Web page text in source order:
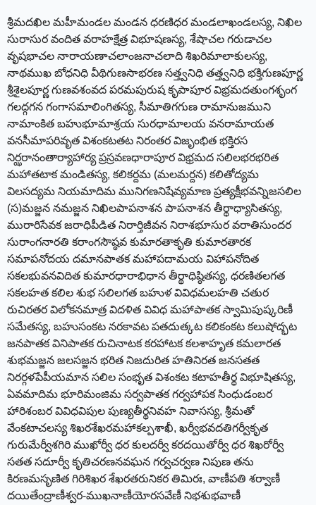
శ్రీమదఖిల మహీమండల మండన ధరణిధర మండలాఖండలస్య, నిఖిల
సురాసుర వందిత వరాహక్షేత్ర విభూషణస్య, శేషాచల గరుడాచల
వృషభాచల నారాయణాచలాంజనాచలాది శిఖరిమాలాకులస్య,
నాథముఖ బోధనిధి వీథిగుణసాభరణ సత్త్వనిధి తత్త్వనిధి భక్తిగుణపూర్ణ
శ్రీశైలపూర్ణ గుణవశంవద పరమపురుష కృపాపూర విభ్రమదతుంగశృంగ
గలద్గగన గంగాసమాలింగితస్య, సీమాతిగగుణ రామానుజముని
నామాంకిత బహుభూమాశ్రయ సురధామాలయ వనరామాయత
వనసీమాపరివృత విశంకటతట నిరంతర విజృంభిత భక్తిరస
నిర్ఝరానంతార్యాహార్య ప్రస్రవణధారాపూర విభ్రమద సలిలభరభరిత
మహాతటాక మండితస్య, కలికర్దమ (మలమర్దన) కలితోద్యమ
విలసద్యమ నియమాదిమ మునిగణనిషేవ్యమాణ ప్రత్యక్షీభవన్నిజసలిల
(స)మజ్జన నమజ్జన నిఖిలపాపనాశన పాపనాశన తీర్థాధ్యాసితస్య,
మురారిసేవక జరాధిపీడిత నిరార్తిజీవన నిరాశభూసుర వరాతిసుందర
సురాంగనారతి కరాంగసౌష్ఠవ కుమారతాకృతి కుమారతారక
సమాపనోదయ దమానపాతక మహాపదామయ విహాపనోదిత
సకలభువనవిదిత కుమారధారాభిధాన తీర్థాధిష్ఠితస్య, ధరణితలగత
సకలహత కలిల శుభ సలిలగత బహుళ వివిధమలహతి చతుర
రుచిరతర విలోకనమాత్ర విదళిత వివిధ మహాపాతక స్వామిపుష్కరిణీ
సమేతస్య, బహుసంకట నరకావట పతదుత్కట కలికంకట కలుషోద్భట
జనపాతక వినిపాతక రుచినాటక కరహాటక కలశాహృత కమలారత
శుభమజ్జన జలసజ్జన భరిత నిజదురిత హతినిరత జనసతత
నిరర్గళపేపీయమాన సలిల సంభృత విశంకట కటాహతీర్థ విభూషితస్య,
ఏవమాదిమ భూరిమంజిమ సర్వపాతక గర్వహాపక సింధుడంబర
హారిశంబర వివిధవిపుల పుణ్యతీర్థనివహ నివాసస్య, శ్రీమతో
వేంకటాచలస్య శిఖరశేఖరమహాకల్పశాఖీ, ఖర్వీభవదతిగర్వీకృత
గురుమేర్వీశగిరి ముఖోర్వీ ధర కులదర్వీ కరదయితోర్వీ ధర శిఖరోర్వీ
సతత సదూర్వీ కృతిచరణనవఘన గర్వచర్వణ నిపుణ తను
కిరణమసృణిత గిరిశిఖర శేఖరతరునికర తిమిరః, వాణీపతి శర్వాణీ
దయితేంద్రాణీశ్వర-ముఖనాణీయోరసవేణీ నిభశుభవాణీ